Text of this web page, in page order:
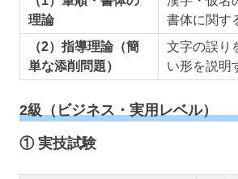
理論
書体に関す
（2）指導理論（簡
単な添削問題）
文字の誤り
い形を説明
2級（ビジネス・実用レベル）
① 実技試験